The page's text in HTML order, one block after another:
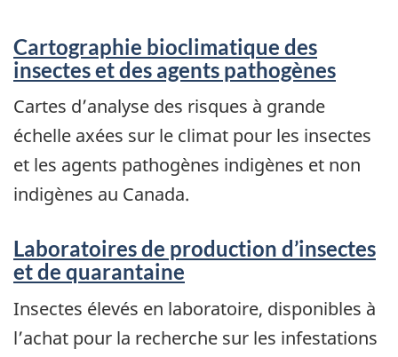
Cartographie bioclimatique des
insectes et des agents pathogènes
Cartes d’analyse des risques à grande
échelle axées sur le climat pour les insectes
et les agents pathogènes indigènes et non
indigènes au Canada.
Laboratoires de production d’insectes
et de quarantaine
Insectes élevés en laboratoire, disponibles à
l’achat pour la recherche sur les infestations